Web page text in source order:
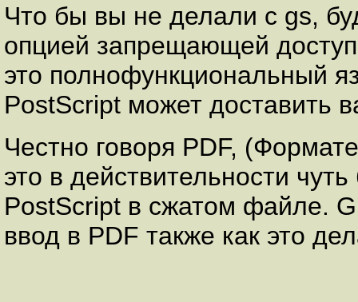
Что бы вы не делали с gs,
опцией запрещающей
это полнофункциональный
PostScript может доставить
Честно говоря PDF,
это в действительности
PostScript в сжатом файле.
ввод в PDF также как это